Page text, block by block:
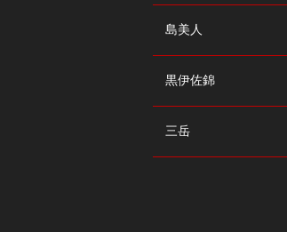
島美人
黒伊佐錦
三岳